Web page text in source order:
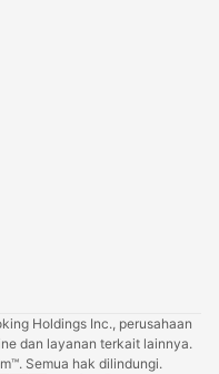
Holdings Inc., perusahaan
dan layanan terkait lainnya.
Semua hak dilindungi.